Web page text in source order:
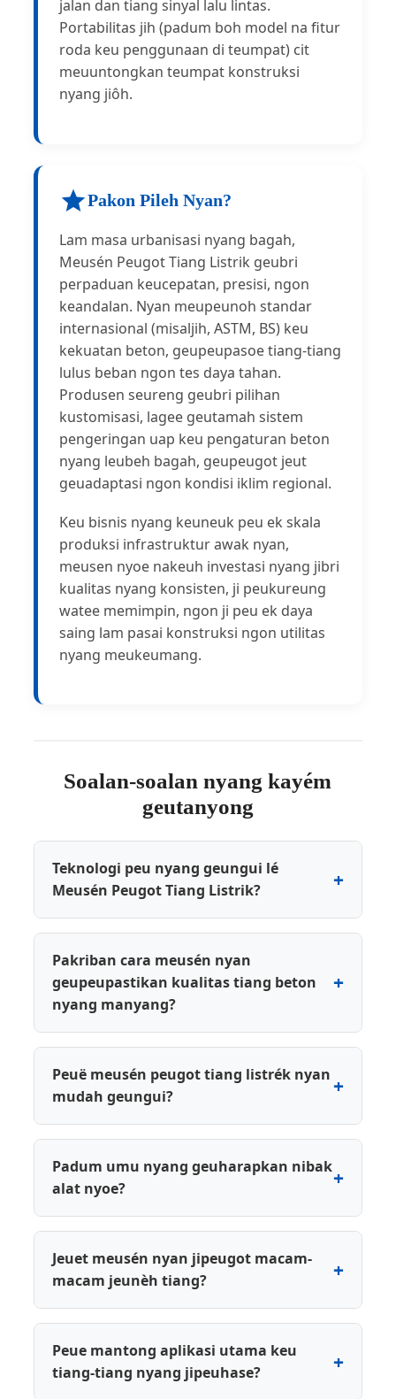
jalan dan tiang sinyal lalu lintas.
Portabilitas jih (padum boh model na fitur
roda keu penggunaan di teumpat) cit
meuuntongkan teumpat konstruksi
nyang jiôh.
Pakon Pileh Nyan?
Lam masa urbanisasi nyang bagah,
Meusén Peugot Tiang Listrik geubri
perpaduan keucepatan, presisi, ngon
keandalan. Nyan meupeunoh standar
internasional (misaljih, ASTM, BS) keu
kekuatan beton, geupeupasoe tiang-tiang
lulus beban ngon tes daya tahan.
Produsen seureng geubri pilihan
kustomisasi, lagee geutamah sistem
pengeringan uap keu pengaturan beton
nyang leubeh bagah, geupeugot jeut
geuadaptasi ngon kondisi iklim regional.
Keu bisnis nyang keuneuk peu ek skala
produksi infrastruktur awak nyan,
meusen nyoe nakeuh investasi nyang jibri
kualitas nyang konsisten, ji peukureung
watee memimpin, ngon ji peu ek daya
saing lam pasai konstruksi ngon utilitas
nyang meukeumang.
Soalan-soalan nyang kayém
geutanyong
Teknologi peu nyang geungui lé
Meusén Peugot Tiang Listrik?
Pakriban cara meusén nyan
geupeupastikan kualitas tiang beton
nyang manyang?
Peuë meusén peugot tiang listrék nyan
mudah geungui?
Padum umu nyang geuharapkan nibak
alat nyoe?
Jeuet meusén nyan jipeugot macam-
macam jeunèh tiang?
Peue mantong aplikasi utama keu
tiang-tiang nyang jipeuhase?